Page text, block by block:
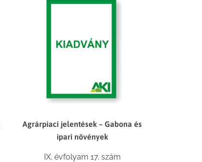
Agrárpiaci jelentések – Gabona és
ipari növények
IX. évfolyam 17. szám